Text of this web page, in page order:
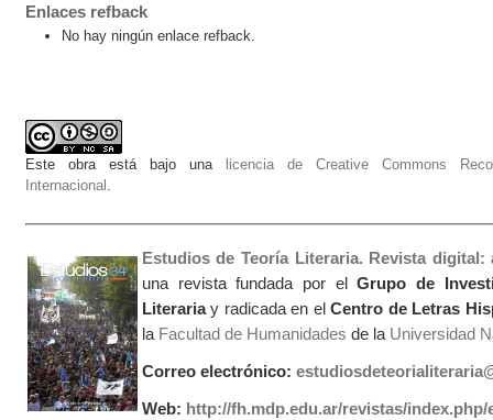
Enlaces refback
No hay ningún enlace refback.
Este obra está bajo una
licencia de Creative Commons
Internacional
Estudios de Teoría Literaria. Revista
una revista fundada por elGrupo de
Literariay radicada en elCentro de Letras
la Facultad de Humanidades de laUniversidad
Correo electrónico:
Web: http://fh.mdp.edu.ar/revistas/index.php/